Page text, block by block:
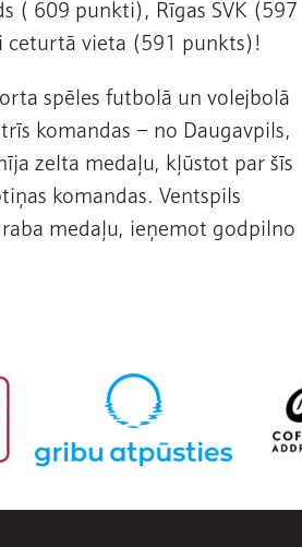
( 609 punkti), Rīgas SVK (597
ceturtā vieta (591 punkts)!
spēles futbolā un volejbolā
komandas – no Daugavpils,
zelta medaļu, kļūstot par šīs
komandas. Ventspils
medaļu, ieņemot godpilno